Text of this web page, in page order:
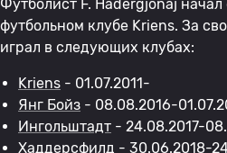
Футболист F. Hadergjonaj
футбольном клубе Kriens. За
играл в следующих клубах:
Kriens - 01.07.2011-
Янг Бойз - 08.08.2016-
Ингольштадт - 24.08.2017-
Хаддерсфилд - 30.06.2018-